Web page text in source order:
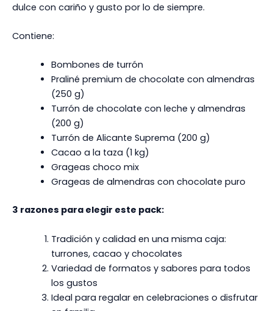
dulce con cariño y gusto por lo de siempre.
Contiene:
Bombones de turrón
Praliné premium de chocolate con almendras
(250 g)
Turrón de chocolate con leche y almendras
(200 g)
Turrón de Alicante Suprema (200 g)
Cacao a la taza (1 kg)
Grageas choco mix
Grageas de almendras con chocolate puro
3 razones para elegir este pack:
Tradición y calidad en una misma caja:
turrones, cacao y chocolates
Variedad de formatos y sabores para todos
los gustos
Ideal para regalar en celebraciones o disfrutar